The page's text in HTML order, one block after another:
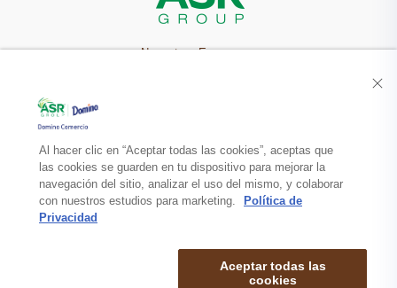
Nuestra Empresa
Productos
Contacto
Al hacer clic en “Aceptar todas las cookies”, aceptas que
las cookies se guarden en tu dispositivo para mejorar la
navegación del sitio, analizar el uso del mismo, y colaborar
con nuestros estudios para marketing.
Política de
Privacidad
Aceptar todas las
cookies